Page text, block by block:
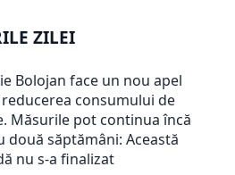
ZILEI
Bolojan face un nou apel
consumului de
Măsurile pot continua încă
două săptămâni: Această
nu s-a finalizat